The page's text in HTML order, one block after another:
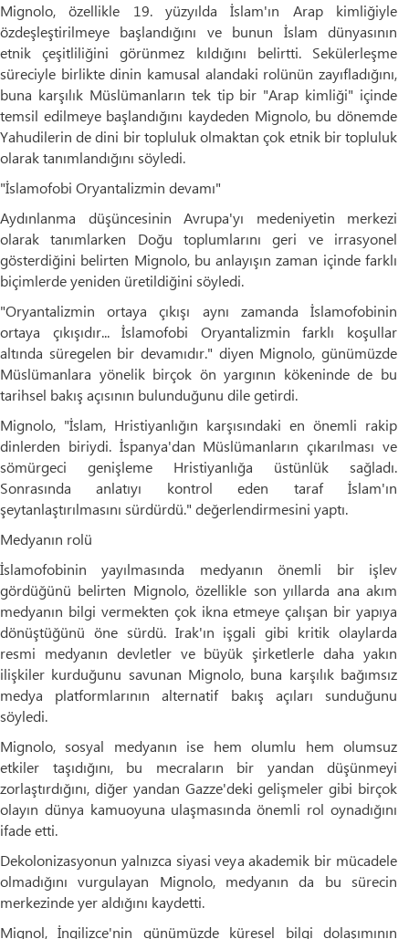
Mignolo, özellikle 19. yüzyılda İslam'ın Arap kimliğiyle
özdeşleştirilmeye başlandığını ve bunun İslam dünyasının
etnik çeşitliliğini görünmez kıldığını belirtti. Sekülerleşme
süreciyle birlikte dinin kamusal alandaki rolünün zayıfladığını,
buna karşılık Müslümanların tek tip bir "Arap kimliği" içinde
temsil edilmeye başlandığını kaydeden Mignolo, bu dönemde
Yahudilerin de dini bir topluluk olmaktan çok etnik bir topluluk
olarak tanımlandığını söyledi.
"İslamofobi Oryantalizmin devamı"
Aydınlanma düşüncesinin Avrupa'yı medeniyetin merkezi
olarak tanımlarken Doğu toplumlarını geri ve irrasyonel
gösterdiğini belirten Mignolo, bu anlayışın zaman içinde farklı
biçimlerde yeniden üretildiğini söyledi.
"Oryantalizmin ortaya çıkışı aynı zamanda İslamofobinin
ortaya çıkışıdır... İslamofobi Oryantalizmin farklı koşullar
altında süregelen bir devamıdır." diyen Mignolo, günümüzde
Müslümanlara yönelik birçok ön yargının kökeninde de bu
tarihsel bakış açısının bulunduğunu dile getirdi.
Mignolo, "İslam, Hristiyanlığın karşısındaki en önemli rakip
dinlerden biriydi. İspanya'dan Müslümanların çıkarılması ve
sömürgeci genişleme Hristiyanlığa üstünlük sağladı.
Sonrasında anlatıyı kontrol eden taraf İslam'ın
şeytanlaştırılmasını sürdürdü." değerlendirmesini yaptı.
Medyanın rolü
İslamofobinin yayılmasında medyanın önemli bir işlev
gördüğünü belirten Mignolo, özellikle son yıllarda ana akım
medyanın bilgi vermekten çok ikna etmeye çalışan bir yapıya
dönüştüğünü öne sürdü. Irak'ın işgali gibi kritik olaylarda
resmi medyanın devletler ve büyük şirketlerle daha yakın
ilişkiler kurduğunu savunan Mignolo, buna karşılık bağımsız
medya platformlarının alternatif bakış açıları sunduğunu
söyledi.
Mignolo, sosyal medyanın ise hem olumlu hem olumsuz
etkiler taşıdığını, bu mecraların bir yandan düşünmeyi
zorlaştırdığını, diğer yandan Gazze'deki gelişmeler gibi birçok
olayın dünya kamuoyuna ulaşmasında önemli rol oynadığını
ifade etti.
Dekolonizasyonun yalnızca siyasi veya akademik bir mücadele
olmadığını vurgulayan Mignolo, medyanın da bu sürecin
merkezinde yer aldığını kaydetti.
Mignol, İngilizce'nin günümüzde küresel bilgi dolaşımının